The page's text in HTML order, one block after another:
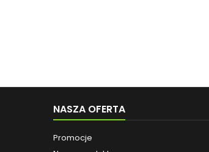
NASZA OFERTA
Promocje